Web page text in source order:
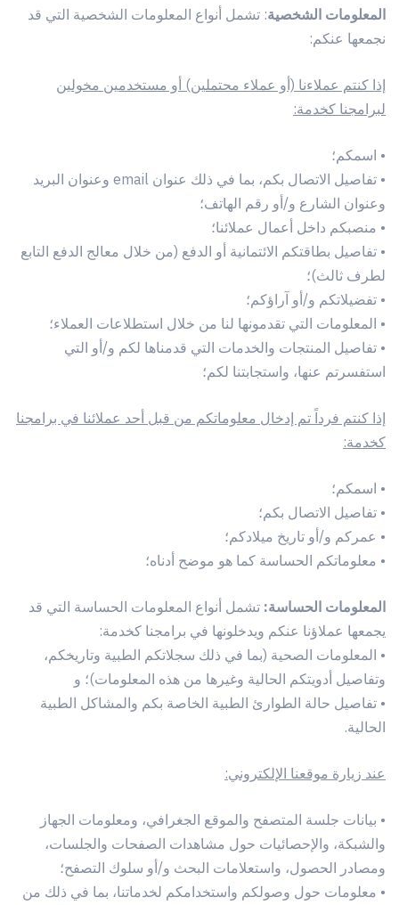
المعلومات الشخصية: تشمل أنواع المعلومات الشخصية التي قد
نجمعها عنكم:
إذا كنتم عملاءنا (أو عملاء محتملين) أو مستخدمين مخولين
لبرامجنا كخدمة:
• اسمكم؛
• تفاصيل الاتصال بكم، بما في ذلك عنوان email وعنوان البريد
وعنوان الشارع و/أو رقم الهاتف؛
• منصبكم داخل أعمال عملائنا؛
• تفاصيل بطاقتكم الائتمانية أو الدفع (من خلال معالج الدفع التابع
لطرف ثالث)؛
• تفضيلاتكم و/أو آراؤكم؛
• المعلومات التي تقدمونها لنا من خلال استطلاعات العملاء؛
• تفاصيل المنتجات والخدمات التي قدمناها لكم و/أو التي
استفسرتم عنها، واستجابتنا لكم؛
إذا كنتم فرداً تم إدخال معلوماتكم من قبل أحد عملائنا في برامجنا
كخدمة:
• اسمكم؛
• تفاصيل الاتصال بكم؛
• عمركم و/أو تاريخ ميلادكم؛
• معلوماتكم الحساسة كما هو موضح أدناه؛
المعلومات الحساسة: تشمل أنواع المعلومات الحساسة التي قد
يجمعها عملاؤنا عنكم ويدخلونها في برامجنا كخدمة:
• المعلومات الصحية (بما في ذلك سجلاتكم الطبية وتاريخكم،
وتفاصيل أدويتكم الحالية وغيرها من هذه المعلومات)؛ و
• تفاصيل حالة الطوارئ الطبية الخاصة بكم والمشاكل الطبية
الحالية.
عند زيارة موقعنا الإلكتروني:
• بيانات جلسة المتصفح والموقع الجغرافي، ومعلومات الجهاز
والشبكة، والإحصائيات حول مشاهدات الصفحات والجلسات،
ومصادر الحصول، واستعلامات البحث و/أو سلوك التصفح؛
• معلومات حول وصولكم واستخدامكم لخدماتنا، بما في ذلك من